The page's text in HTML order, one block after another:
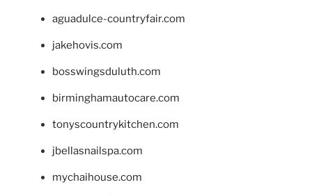
aguadulce-countryfair.com
jakehovis.com
bosswingsduluth.com
birminghamautocare.com
tonyscountrykitchen.com
jbellasnailspa.com
mychaihouse.com